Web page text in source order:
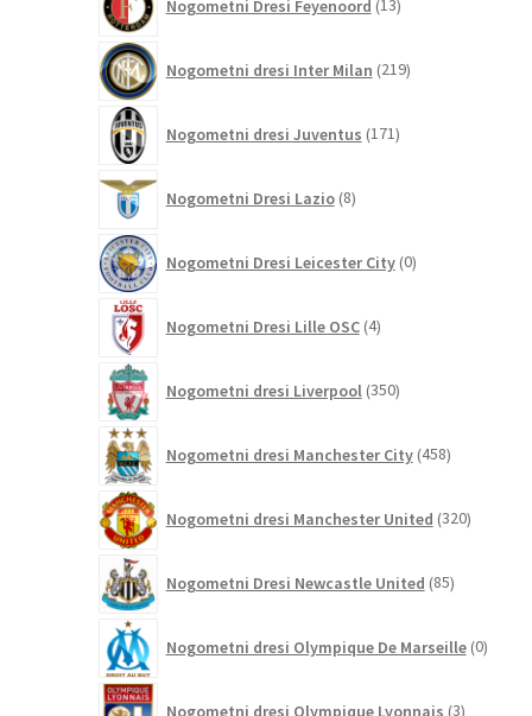
Nogometni Dresi Feyenoord 13izdelkov
Nogometni dresi Inter Milan 219izdelkov
Nogometni dresi Juventus 171izdelkov
Nogometni Dresi Lazio 8izdelkov
Nogometni Dresi Leicester City 0izdelkov
Nogometni Dresi Lille OSC 4izdelki
Nogometni dresi Liverpool 350izdelkov
Nogometni dresi Manchester City 458izdelkov
Nogometni dresi Manchester United 320izdelkov
Nogometni Dresi Newcastle United 85izdelkov
Nogometni dresi Olympique De Marseille 0
Nogometni dresi Olympique Lyonnais 3